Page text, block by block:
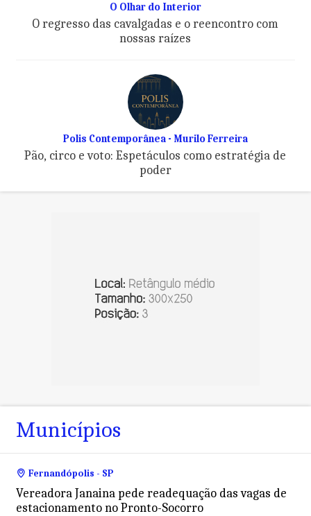
O Olhar do Interior
O regresso das cavalgadas e o reencontro com
nossas raízes
Polis Contemporânea - Murilo Ferreira
Pão, circo e voto: Espetáculos como estratégia de
poder
Municípios
Fernandópolis - SP
Vereadora Janaina pede readequação das vagas de
estacionamento no Pronto-Socorro